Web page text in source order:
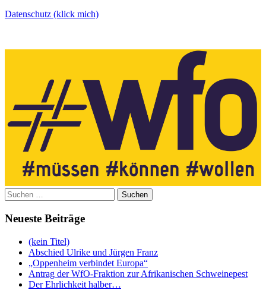
Datenschutz (klick mich)
Suchen
nach:
Neueste Beiträge
(kein Titel)
Abschied Ulrike und Jürgen Franz
„Oppenheim verbindet Europa“
Antrag der WfO-Fraktion zur Afrikanischen Schweinepest
Der Ehrlichkeit halber…